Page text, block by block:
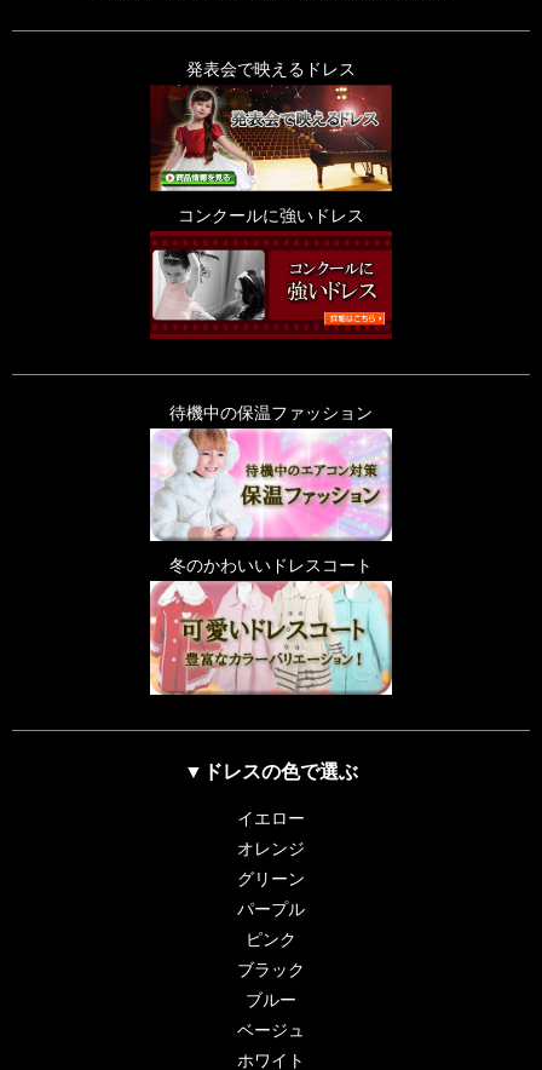
発表会で映えるドレス
コンクールに強いドレス
待機中の保温ファッション
冬のかわいいドレスコート
▼ドレスの色で選ぶ
イエロー
オレンジ
グリーン
パープル
ピンク
ブラック
ブルー
ベージュ
ホワイト